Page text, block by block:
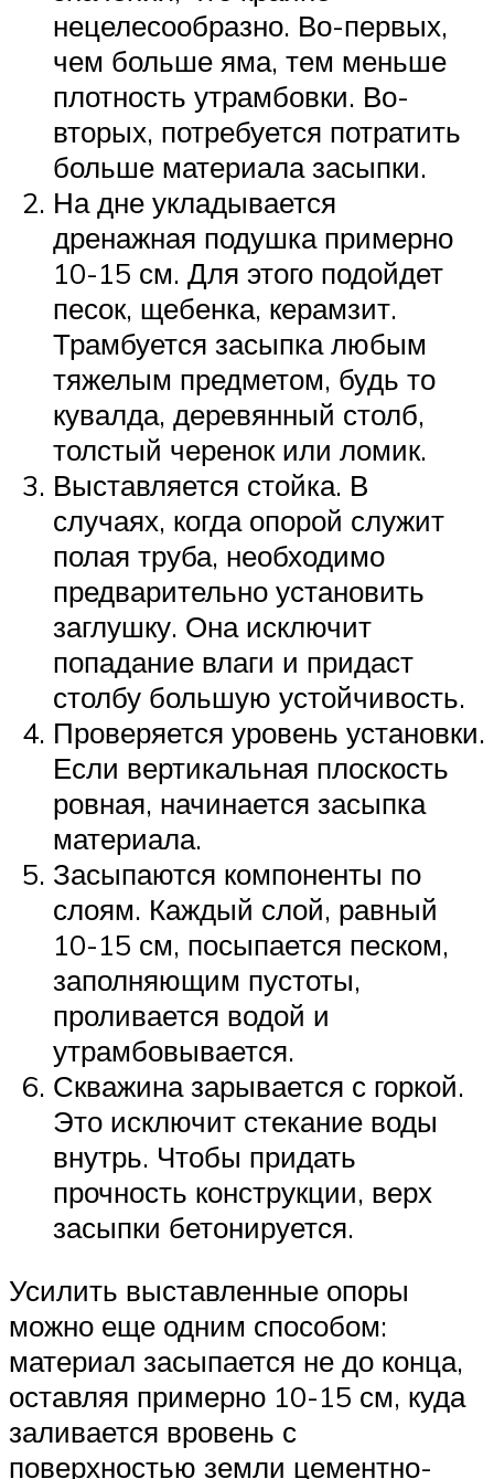
нецелесообразно. Во-первых,
чем больше яма, тем меньше
плотность утрамбовки. Во-
вторых, потребуется потратить
больше материала засыпки.
На дне укладывается
дренажная подушка примерно
10-15 см. Для этого подойдет
песок, щебенка, керамзит.
Трамбуется засыпка любым
тяжелым предметом, будь то
кувалда, деревянный столб,
толстый черенок или ломик.
Выставляется стойка. В
случаях, когда опорой служит
полая труба, необходимо
предварительно установить
заглушку. Она исключит
попадание влаги и придаст
столбу большую устойчивость.
Проверяется уровень установки.
Если вертикальная плоскость
ровная, начинается засыпка
материала.
Засыпаются компоненты по
слоям. Каждый слой, равный
10-15 см, посыпается песком,
заполняющим пустоты,
проливается водой и
утрамбовывается.
Скважина зарывается с горкой.
Это исключит стекание воды
внутрь. Чтобы придать
прочность конструкции, верх
засыпки бетонируется.
Усилить выставленные опоры
можно еще одним способом:
материал засыпается не до конца,
оставляя примерно 10-15 см, куда
заливается вровень с
поверхностью земли цементно-